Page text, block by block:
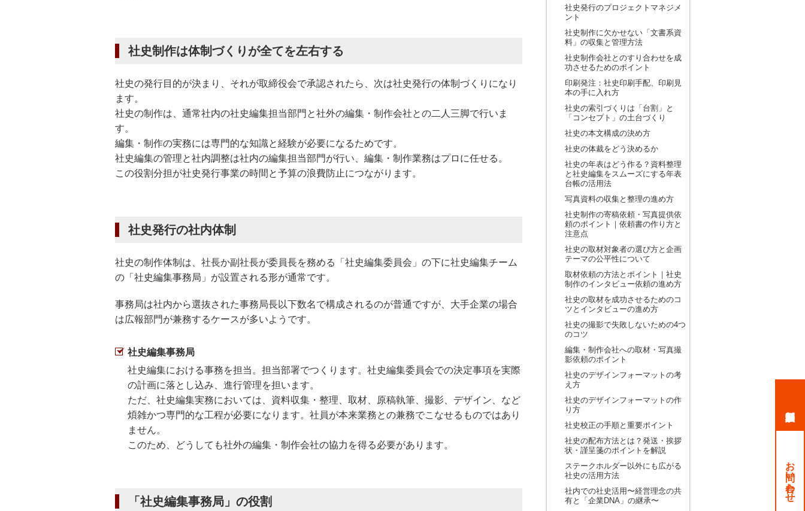
お問い合わせ
社史制作は体制づくりが全てを左右する
社史の発行目的が決まり、それが取締役会で承認されたら、次は社史発行の体制づくりになり
ます。
社史の制作は、通常社内の社史編集担当部門と社外の編集・制作会社との二人三脚で行いま
す。
編集・制作の実務には専門的な知識と経験が必要になるためです。
社史編集の管理と社内調整は社内の編集担当部門が行い、編集・制作業務はプロに任せる。
この役割分担が社史発行事業の時間と予算の浪費防止につながります。
社史発行の社内体制
社史の制作体制は、社長か副社長が委員長を務める「社史編集委員会」の下に社史編集チーム
の「社史編集事務局」が設置される形が通常です。
事務局は社内から選抜された事務局長以下数名で構成されるのが普通ですが、大手企業の場合
は広報部門が兼務するケースが多いようです。
社史編集事務局
社史編集における事務を担当。担当部署でつくります。社史編集委員会での決定事項を実際
の計画に落とし込み、進行管理を担います。
ただ、社史編集実務においては、資料収集・整理、取材、原稿執筆、撮影、デザイン、など
煩雑かつ専門的な工程が必要になります。社員が本来業務との兼務でこなせるものではあり
ません。
このため、どうしても社外の編集・制作会社の協力を得る必要があります。
「社史編集事務局」の役割
社史発行のプロジェクトマネジメ
ント
社史制作に欠かせない「文書系資
料」の収集と管理方法
社史制作会社とのすり合わせを成
功させるためのポイント
印刷発注：社史印刷手配、印刷見
本の手に入れ方
社史の索引づくりは「台割」と
「コンセプト」の土台づくり
社史の本文構成の決め方
社史の体裁をどう決めるか
社史の年表はどう作る？資料整理
と社史編集をスムーズにする年表
台帳の活用法
写真資料の収集と整理の進め方
社史制作の寄稿依頼・写真提供依
頼のポイント｜依頼書の作り方と
注意点
社史の取材対象者の選び方と企画
テーマの公平性について
取材依頼の方法とポイント｜社史
制作のインタビュー依頼の進め方
社史の取材を成功させるためのコ
ツとインタビューの進め方
社史の撮影で失敗しないための4つ
のコツ
編集・制作会社への取材・写真撮
影依頼のポイント
社史のデザインフォーマットの考
え方
社史のデザインフォーマットの作
り方
社史校正の手順と重要ポイント
社史の配布方法とは？発送・挨拶
状・謹呈箋のポイントを解説
ステークホルダー以外にも広がる
社史の活用方法
社内での社史活用〜経営理念の共
有と「企業DNA」の継承〜